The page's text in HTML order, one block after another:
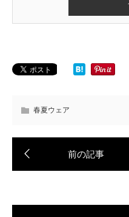
春夏ウェア